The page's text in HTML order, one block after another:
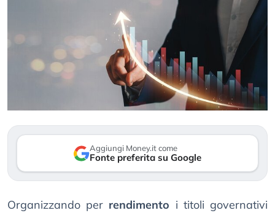
Aggiungi Money.it come
Fonte preferita su Google
Organizzando per rendimento i titoli governativi